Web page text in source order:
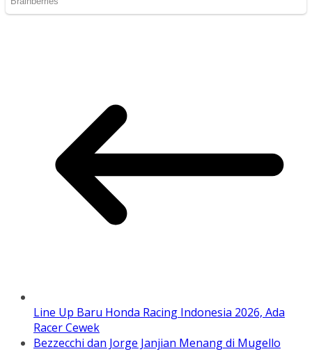
Line Up Baru Honda Racing Indonesia 2026, Ada
Racer Cewek
Bezzecchi dan Jorge Janjian Menang di Mugello